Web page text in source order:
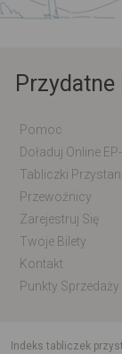
Przydatne
Pomoc
Tabliczki
Przewoźnicy
Zarejestruj Się
Twoje Bilety
Kontakt
Punkty Sprzedaży
indeks tabliczek